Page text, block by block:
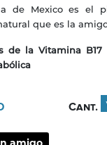
de Mexico es el
que es la
de la Vitamina
Cant.